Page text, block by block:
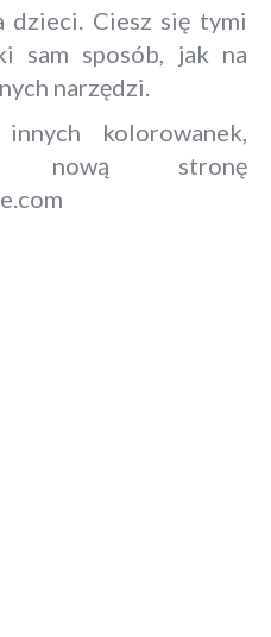
dzieci. Ciesz się tymi
sam sposób, jak na
narzędzi.
kolorowanek,
nową stronę